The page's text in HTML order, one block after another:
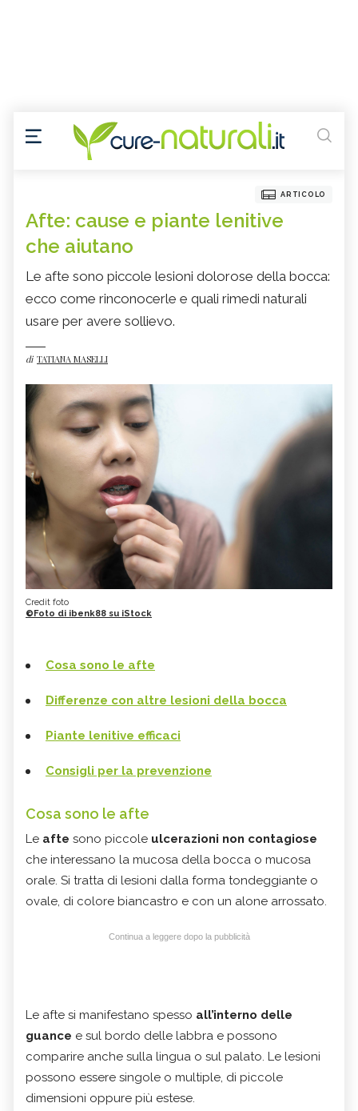
ARTICOLO
Afte: cause e piante lenitive
che aiutano
Le afte sono piccole lesioni dolorose della bocca:
ecco come rinconocerle e quali rimedi naturali
usare per avere sollievo.
di TATIANA MASELLI
Credit foto
©Foto di ibenk88 su iStock
Cosa sono le afte
Differenze con altre lesioni della bocca
Piante lenitive efficaci
Consigli per la prevenzione
Cosa sono le afte
Le afte sono piccole ulcerazioni non contagiose
che interessano la mucosa della bocca o mucosa
orale. Si tratta di lesioni dalla forma tondeggiante o
ovale, di colore biancastro e con un alone arrossato.
Continua a leggere dopo la pubblicità
Le afte si manifestano spesso all’interno delle
guance e sul bordo delle labbra e possono
comparire anche sulla lingua o sul palato. Le lesioni
possono essere singole o multiple, di piccole
dimensioni oppure più estese.